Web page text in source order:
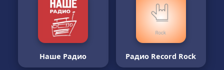
Наше Радио Радио Record Rock